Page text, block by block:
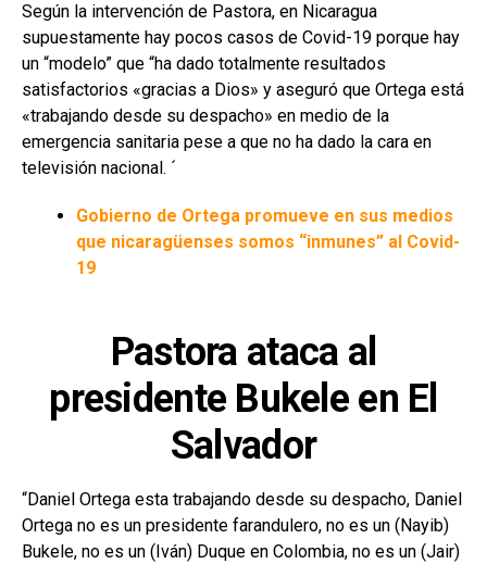
Según la intervención de Pastora, en Nicaragua
supuestamente hay pocos casos de Covid-19 porque hay
un “modelo” que “ha dado totalmente resultados
satisfactorios «gracias a Dios» y aseguró que Ortega está
«trabajando desde su despacho» en medio de la
emergencia sanitaria pese a que no ha dado la cara en
televisión nacional. ´
Gobierno de Ortega promueve en sus medios
que nicaragüenses somos “inmunes” al Covid-
19
Pastora ataca al
presidente Bukele en El
Salvador
“Daniel Ortega esta trabajando desde su despacho, Daniel
Ortega no es un presidente farandulero, no es un (Nayib)
Bukele, no es un (Iván) Duque en Colombia, no es un (Jair)